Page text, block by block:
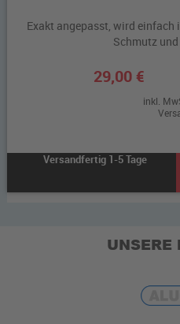
Exakt angepasst, wird einfach
Schmutz und
29,00 €
inkl.
Versandfertig 1-5 Tage
UNSERE